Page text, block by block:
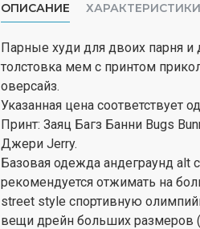
ОПИСАНИЕ ХАРАКТЕРИСТИКИ
Парные худи для двоих парня
толстовка мем с принтом
оверсайз.
Указанная цена соответствует
Принт: Заяц Багз Банни Bugs
Джери Jerry.
Базовая одежда андеграунд
рекомендуется отжимать на
street style спортивную
вещи дрейн больших размеров